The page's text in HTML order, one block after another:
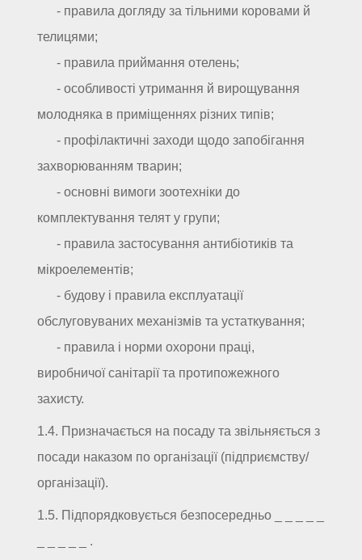
- правила догляду за тільними коровами й
телицями;
- правила приймання отелень;
- особливості утримання й вирощування
молодняка в приміщеннях різних типів;
- профілактичні заходи щодо запобігання
захворюванням тварин;
- основні вимоги зоотехніки до
комплектування телят у групи;
- правила застосування антибіотиків та
мікроелементів;
- будову і правила експлуатації
обслуговуваних механізмів та устаткування;
- правила і норми охорони праці,
виробничої санітарії та протипожежного
захисту.
1.4. Призначається на посаду та звільняється з
посади наказом по організації (підприємству/
організації).
1.5. Підпорядковується безпосередньо _ _ _ _ _
_ _ _ _ _ .